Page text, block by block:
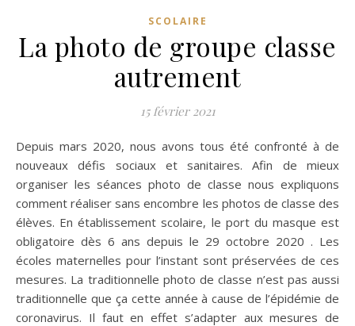
SCOLAIRE
La photo de groupe classe
autrement
15 février 2021
Depuis mars 2020, nous avons tous été confronté à de
nouveaux défis sociaux et sanitaires. Afin de mieux
organiser les séances photo de classe nous expliquons
comment réaliser sans encombre les photos de classe des
élèves. En établissement scolaire, le port du masque est
obligatoire dès 6 ans depuis le 29 octobre 2020 . Les
écoles maternelles pour l’instant sont préservées de ces
mesures. La traditionnelle photo de classe n’est pas aussi
traditionnelle que ça cette année à cause de l’épidémie de
coronavirus. Il faut en effet s’adapter aux mesures de